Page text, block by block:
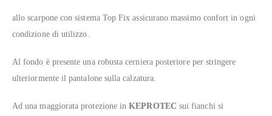
allo scarpone con sistema Top Fix assicurano massimo confort in ogni
condizione di utilizzo.
Al fondo è presente una robusta cerniera posteriore per stringere
ulteriormente il pantalone sulla calzatura.
Ad una maggiorata protezione inKEPROTEC sui fianchi si